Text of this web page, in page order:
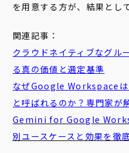
を用意する方が、結果とし
関連記事：
クラウドネイティブなグル
る真の価値と選定基準
なぜGoogle Workspaceは
と呼ばれるのか？専門家が
Gemini for Google
別ユースケースと効果を徹